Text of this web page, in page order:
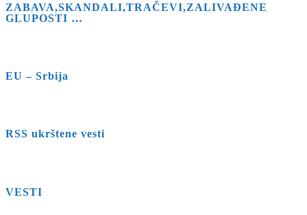
ZABAVA,SKANDALI,TRAČEVI,ZALIVAĐENE
GLUPOSTI …
EU – Srbija
RSS ukrštene vesti
VESTI